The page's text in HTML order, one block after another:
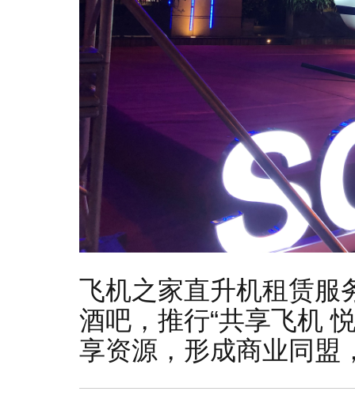
飞机之家直升机租赁服
酒吧，推行“共享飞机
享资源，形成商业同盟